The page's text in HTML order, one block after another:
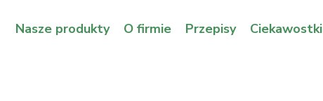
Nasze produkty O firmie Przepisy Ciekawostki